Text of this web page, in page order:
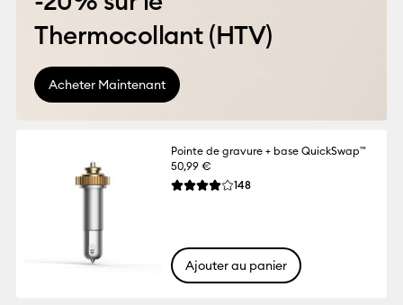
Thermocollant (HTV)
Acheter Maintenant
Pointe de gravure + base QuickSwap™️
50,99 €
La note moyenne de ce produit est 4.0
148Reviews
Ajouter au panier